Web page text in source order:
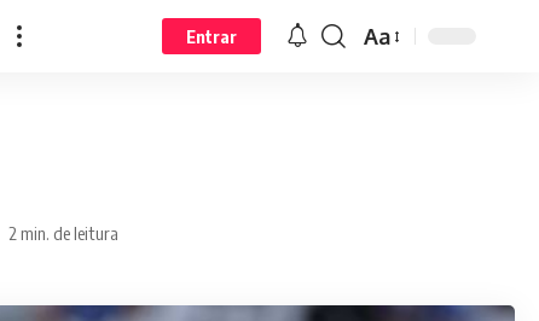
Entrar Aa
2 min. de leitura